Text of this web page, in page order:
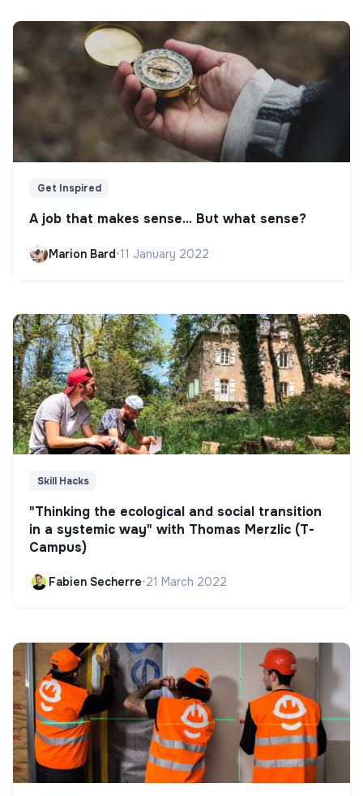
Get Inspired
A job that makes sense... But what sense?
Marion Bard•11 January 2022
Skill Hacks
"Thinking the ecological and social transition
in a systemic way" with Thomas Merzlic (T-
Campus)
Fabien Secherre•21 March 2022